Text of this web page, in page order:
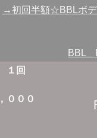
→初回半額☆BBLボデ
BBL
００